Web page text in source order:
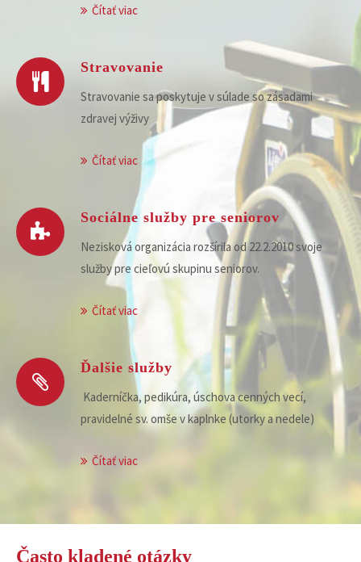
Čítať viac
Stravovanie
Stravovanie sa poskytuje v súlade so zásadami
zdravej výživy
Čítať viac
Sociálne služby pre seniorov
Nezisková organizácia rozšírila od 22.2.2010 svoje
služby pre cieľovú skupinu seniorov.
Čítať viac
Ďalšie služby
Kaderníčka, pedikúra, úschova cenných vecí,
pravidelné sv. omše v kaplnke (utorky a nedele)
Čítať viac
Často kladené otázky